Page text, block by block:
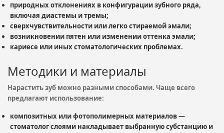
природных отклонениях в конфигурации зубного ряда,
включая диастемы и тремы;
сверхчувствительности или легко стираемой эмали;
возникновении пятен или изменении оттенка эмали;
кариесе или иных стоматологических проблемах.
Методики и материалы
Нарастить зуб можно разными способами. Чаще всего
предлагают использование:
композитных или фотополимерных материалов —
стоматолог слоями накладывает выбранную субстанцию и